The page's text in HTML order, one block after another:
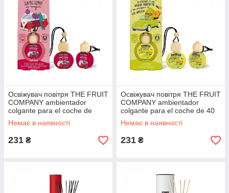
Освіжувач повітря THE FRUIT
COMPANY ambientador
colgante para el coche de
frutos rojos 40 ml, оригінал.
Доставка з США/ЄС протягом
Немає в наявності
231 ₴
Освіжувач повітря THE FRUIT
COMPANY ambientador
colgante para el coche de 40
ml, оригінал. Доставка з США/
ЄС протягом 14 днів
Немає в наявності
231 ₴